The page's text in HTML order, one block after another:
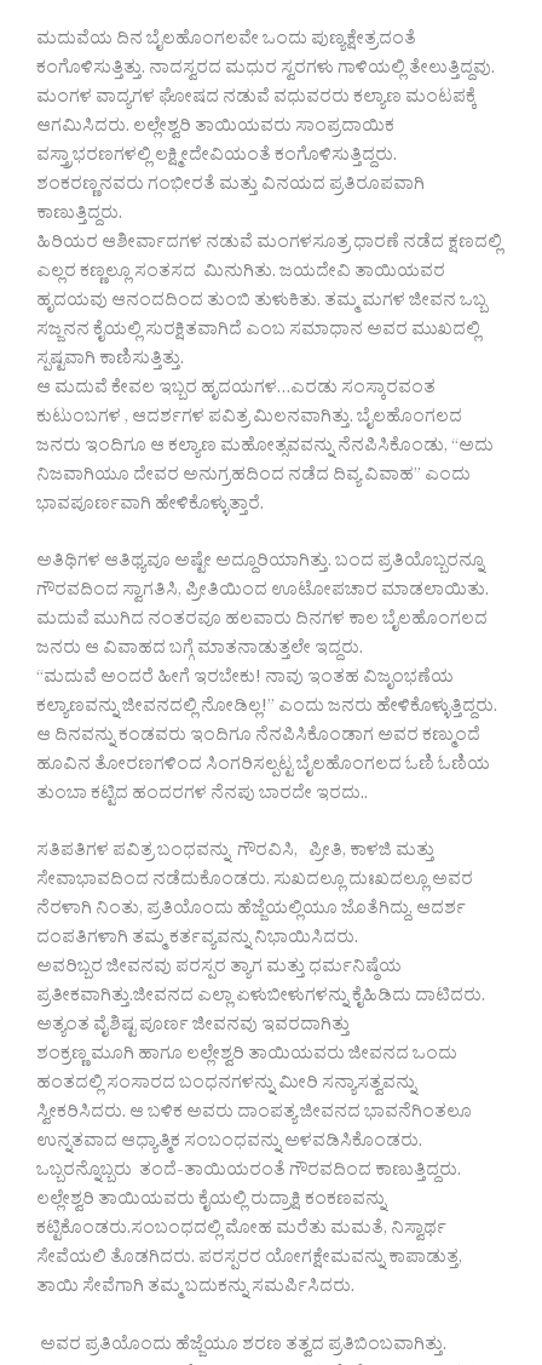
ಮದುವೆಯ ದಿನ ಬೈಲಹೊಂಗಲವೇ ಒಂದು ಪುಣ್ಯಕ್ಷೇತ್ರದಂತೆ
ಕಂಗೊಳಿಸುತ್ತಿತ್ತು. ನಾದಸ್ವರದ ಮಧುರ ಸ್ವರಗಳು ಗಾಳಿಯಲ್ಲಿ ತೇಲುತ್ತಿದ್ದವು.
ಮಂಗಳ ವಾದ್ಯಗಳ ಘೋಷದ ನಡುವೆ ವಧುವರರು ಕಲ್ಯಾಣ ಮಂಟಪಕ್ಕೆ
ಆಗಮಿಸಿದರು. ಲಲ್ಲೇಶ್ವರಿ ತಾಯಿಯವರು ಸಾಂಪ್ರದಾಯಿಕ
ವಸ್ತ್ರಾಭರಣಗಳಲ್ಲಿ ಲಕ್ಷ್ಮೀದೇವಿಯಂತೆ ಕಂಗೊಳಿಸುತ್ತಿದ್ದರು.
ಶಂಕರಣ್ಣನವರು ಗಂಭೀರತೆ ಮತ್ತು ವಿನಯದ ಪ್ರತಿರೂಪವಾಗಿ
ಕಾಣುತ್ತಿದ್ದರು.
ಹಿರಿಯರ ಆಶೀರ್ವಾದಗಳ ನಡುವೆ ಮಂಗಳಸೂತ್ರ ಧಾರಣೆ ನಡೆದ ಕ್ಷಣದಲ್ಲಿ
ಎಲ್ಲರ ಕಣ್ಣಲ್ಲೂ ಸಂತಸದ ಮಿನುಗಿತು. ಜಯದೇವಿ ತಾಯಿಯವರ
ಹೃದಯವು ಆನಂದದಿಂದ ತುಂಬಿ ತುಳುಕಿತು. ತಮ್ಮ ಮಗಳ ಜೀವನ ಒಬ್ಬ
ಸಜ್ಜನನ ಕೈಯಲ್ಲಿ ಸುರಕ್ಷಿತವಾಗಿದೆ ಎಂಬ ಸಮಾಧಾನ ಅವರ ಮುಖದಲ್ಲಿ
ಸ್ಪಷ್ಟವಾಗಿ ಕಾಣಿಸುತ್ತಿತ್ತು.
ಆ ಮದುವೆ ಕೇವಲ ಇಬ್ಬರ ಹೃದಯಗಳ…ಎರಡು ಸಂಸ್ಕಾರವಂತ
ಕುಟುಂಬಗಳ , ಆದರ್ಶಗಳ ಪವಿತ್ರ ಮಿಲನವಾಗಿತ್ತು. ಬೈಲಹೊಂಗಲದ
ಜನರು ಇಂದಿಗೂ ಆ ಕಲ್ಯಾಣ ಮಹೋತ್ಸವವನ್ನು ನೆನಪಿಸಿಕೊಂಡು, “ಅದು
ನಿಜವಾಗಿಯೂ ದೇವರ ಅನುಗ್ರಹದಿಂದ ನಡೆದ ದಿವ್ಯ ವಿವಾಹ” ಎಂದು
ಭಾವಪೂರ್ಣವಾಗಿ ಹೇಳಿಕೊಳ್ಳುತ್ತಾರೆ.
ಅತಿಥಿಗಳ ಆತಿಥ್ಯವೂ ಅಷ್ಟೇ ಅದ್ದೂರಿಯಾಗಿತ್ತು. ಬಂದ ಪ್ರತಿಯೊಬ್ಬರನ್ನೂ
ಗೌರವದಿಂದ ಸ್ವಾಗತಿಸಿ, ಪ್ರೀತಿಯಿಂದ ಊಟೋಪಚಾರ ಮಾಡಲಾಯಿತು.
ಮದುವೆ ಮುಗಿದ ನಂತರವೂ ಹಲವಾರು ದಿನಗಳ ಕಾಲ ಬೈಲಹೊಂಗಲದ
ಜನರು ಆ ವಿವಾಹದ ಬಗ್ಗೆ ಮಾತನಾಡುತ್ತಲೇ ಇದ್ದರು.
“ಮದುವೆ ಅಂದರೆ ಹೀಗೆ ಇರಬೇಕು! ನಾವು ಇಂತಹ ವಿಜೃಂಭಣೆಯ
ಕಲ್ಯಾಣವನ್ನು ಜೀವನದಲ್ಲಿ ನೋಡಿಲ್ಲ!” ಎಂದು ಜನರು ಹೇಳಿಕೊಳ್ಳುತ್ತಿದ್ದರು.
ಆ ದಿನವನ್ನು ಕಂಡವರು ಇಂದಿಗೂ ನೆನಪಿಸಿಕೊಂಡಾಗ ಅವರ ಕಣ್ಮುಂದೆ
ಹೂವಿನ ತೋರಣಗಳಿಂದ ಸಿಂಗರಿಸಲ್ಪಟ್ಟ ಬೈಲಹೊಂಗಲದ ಓಣಿ ಓಣಿಯ
ತುಂಬಾ ಕಟ್ಟಿದ ಹಂದರಗಳ ನೆನಪು ಬಾರದೇ ಇರದು..
ಸತಿಪತಿಗಳ ಪವಿತ್ರ ಬಂಧವನ್ನು ಗೌರವಿಸಿ, ಪ್ರೀತಿ, ಕಾಳಜಿ ಮತ್ತು
ಸೇವಾಭಾವದಿಂದ ನಡೆದುಕೊಂಡರು. ಸುಖದಲ್ಲೂ ದುಃಖದಲ್ಲೂ ಅವರ
ನೆರಳಾಗಿ ನಿಂತು, ಪ್ರತಿಯೊಂದು ಹೆಜ್ಜೆಯಲ್ಲಿಯೂ ಜೊತೆಗಿದ್ದು, ಆದರ್ಶ
ದಂಪತಿಗಳಾಗಿ ತಮ್ಮ ಕರ್ತವ್ಯವನ್ನು ನಿಭಾಯಿಸಿದರು.
ಅವರಿಬ್ಬರ ಜೀವನವು ಪರಸ್ಪರ ತ್ಯಾಗ ಮತ್ತು ಧರ್ಮನಿಷ್ಠೆಯ
ಪ್ರತೀಕವಾಗಿತ್ತು.ಜೀವನದ ಎಲ್ಲಾ ಏಳುಬೀಳುಗಳನ್ನು ಕೈಹಿಡಿದು ದಾಟಿದರು.
ಅತ್ಯಂತ ವೈಶಿಷ್ಟ ಪೂರ್ಣ ಜೀವನವು ಇವರದಾಗಿತ್ತು
ಶಂಕ್ರಣ್ಣ ಮೂಗಿ ಹಾಗೂ ಲ‌ಲ್ಲೇಶ್ವರಿ ತಾಯಿಯವರು ಜೀವನದ ಒಂದು
ಹಂತದಲ್ಲಿ ಸಂಸಾರದ ಬಂಧನಗಳನ್ನು ಮೀರಿ ಸನ್ಯಾಸತ್ವವನ್ನು
ಸ್ವೀಕರಿಸಿದರು. ಆ ಬಳಿಕ ಅವರು ದಾಂಪತ್ಯ ಜೀವನದ ಭಾವನೆಗಿಂತಲೂ
ಉನ್ನತವಾದ ಆಧ್ಯಾತ್ಮಿಕ ಸಂಬಂಧವನ್ನು ಅಳವಡಿಸಿಕೊಂಡರು.
ಒಬ್ಬರನ್ನೊಬ್ಬರು ತಂದೆ-ತಾಯಿಯರಂತೆ ಗೌರವದಿಂದ ಕಾಣುತ್ತಿದ್ದರು.
ಲಲ್ಲೇಶ್ವರಿ ತಾಯಿಯವರು ಕೈಯಲ್ಲಿ ರುದ್ರಾಕ್ಷಿ ಕಂಕಣವನ್ನು
ಕಟ್ಟಿಕೊಂಡರು.ಸಂಬಂಧದಲ್ಲಿ ಮೋಹ ಮರೆತು ಮಮತೆ, ನಿಸ್ವಾರ್ಥ
ಸೇವೆಯಲಿ ತೊಡಗಿದರು. ಪರಸ್ಪರರ ಯೋಗಕ್ಷೇಮವನ್ನು ಕಾಪಾಡುತ್ತ,
ತಾಯಿ ಸೇವೆಗಾಗಿ ತಮ್ಮ ಬದುಕನ್ನು ಸಮರ್ಪಿಸಿದರು.
ಅವರ ಪ್ರತಿಯೊಂದು ಹೆಜ್ಜೆಯೂ ಶರಣ ತತ್ವದ ಪ್ರತಿಬಿಂಬವಾಗಿತ್ತು.